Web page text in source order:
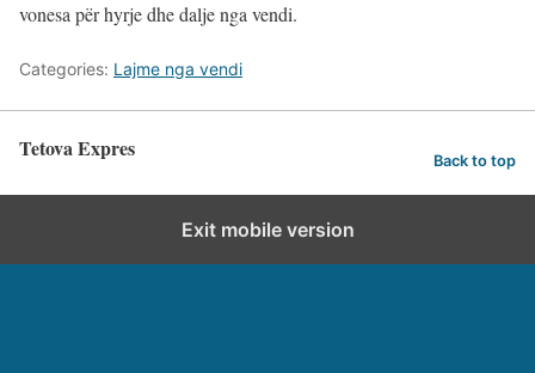
vonesa për hyrje dhe dalje nga vendi.
Categories: Lajme nga vendi
Tetova Expres Back to top
Exit mobile version